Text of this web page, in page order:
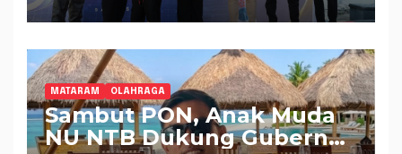
MATARAM OLAHRAGA
Sambut PON, Anak Muda
NU NTB Dukung Gubernur